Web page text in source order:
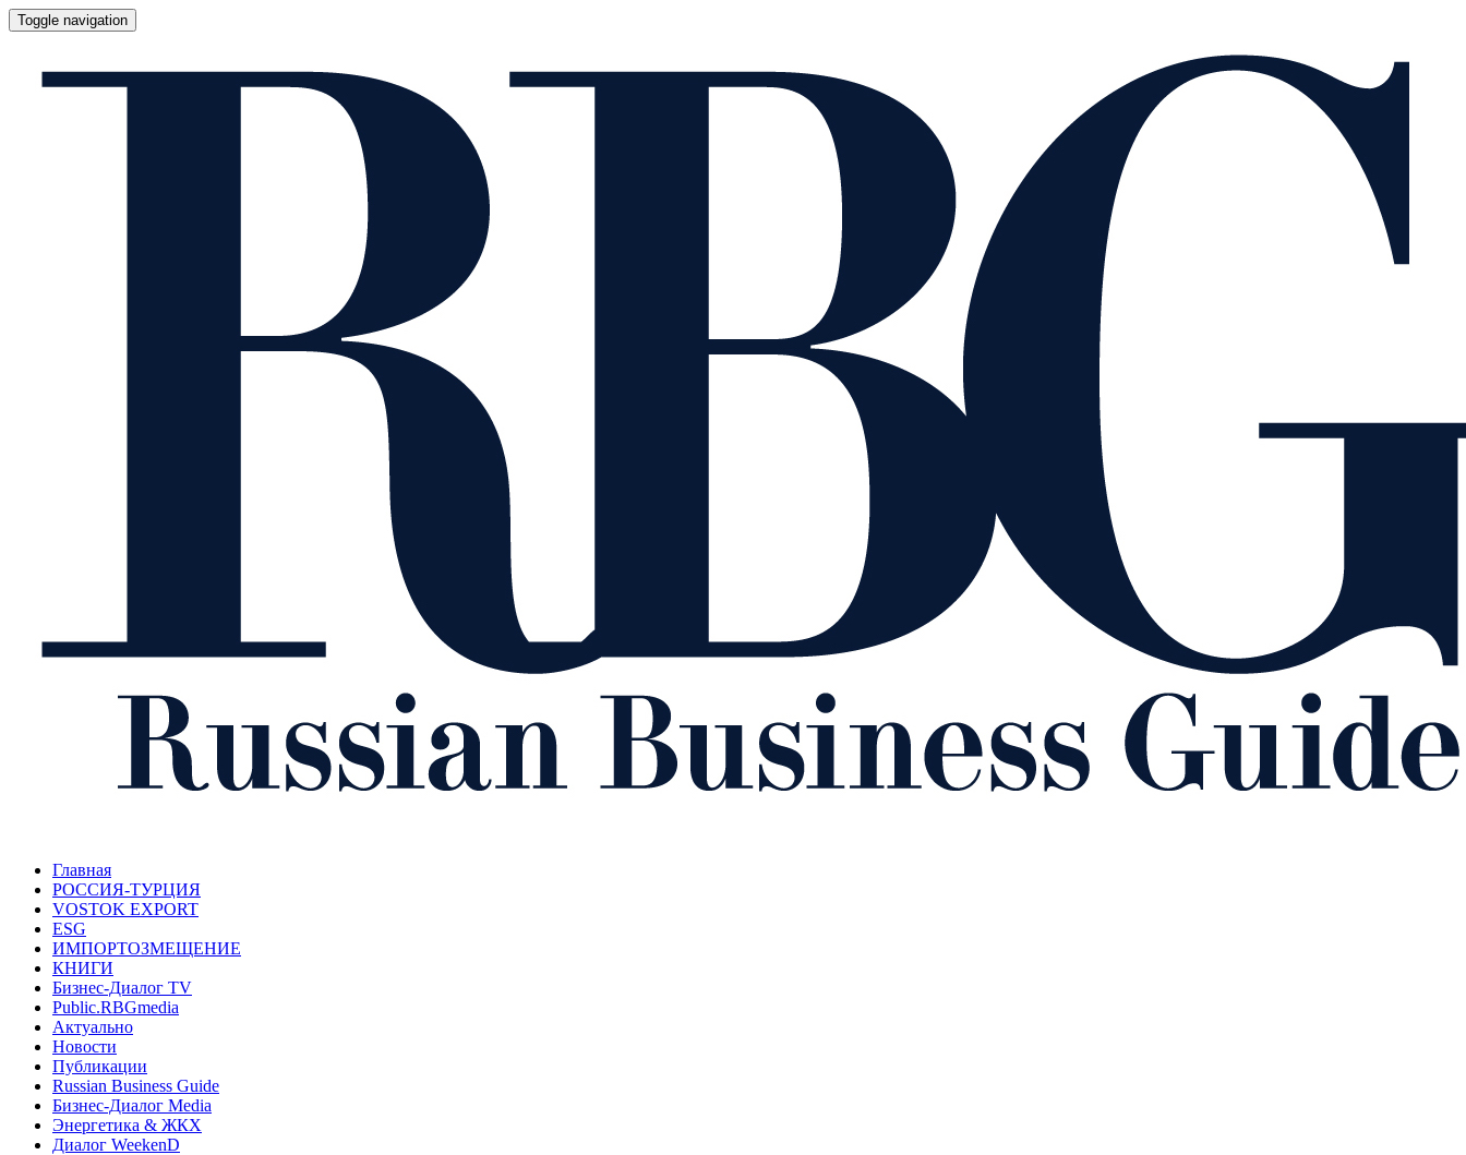
Toggle navigation
Главная
РОССИЯ-ТУРЦИЯ
VOSTOK EXPORT
ESG
ИМПОРТОЗМЕЩЕНИЕ
КНИГИ
Бизнес-Диалог TV
Public.RBGmedia
Актуально
Новости
Публикации
Russian Business Guide
Бизнес-Диалог Media
Энергетика & ЖКХ
Диалог WeekenD